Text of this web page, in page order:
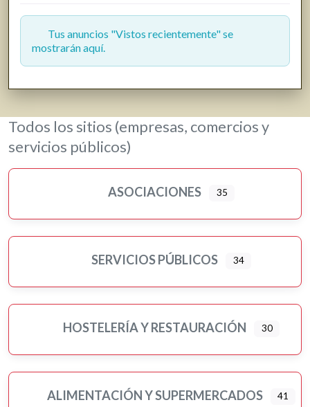
Tus anuncios "Vistos recientemente" se
mostrarán aquí.
Todos los sitios (empresas, comercios y
servicios públicos)
ASOCIACIONES 35
SERVICIOS PÚBLICOS 34
HOSTELERÍA Y RESTAURACIÓN 30
ALIMENTACIÓN Y SUPERMERCADOS 41